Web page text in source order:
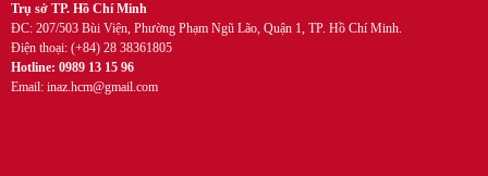
Trụ sở TP. Hồ Chí Minh
ĐC: 207/503 Bùi Viện, Phường Phạm Ngũ Lão, Quận 1, TP. Hồ Chí Minh.
Điện thoại: (+84) 28 38361805
Hotline: 0989 13 15 96
Email: inaz.hcm@gmail.com